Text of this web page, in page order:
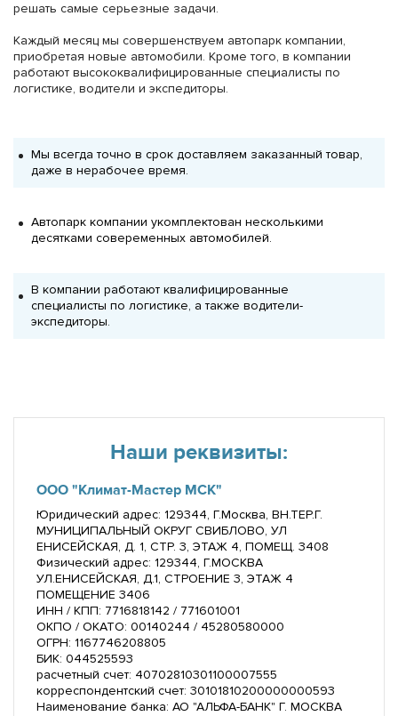
решать самые серьезные задачи.
Каждый месяц мы совершенствуем автопарк компании,
приобретая новые автомобили. Кроме того, в компании
работают высококвалифицированные специалисты по
логистике, водители и экспедиторы.
Мы всегда точно в срок доставляем заказанный товар,
даже в нерабочее время.
Автопарк компании укомплектован несколькими
десятками совеременных автомобилей.
В компании работают квалифицированные
специалисты по логистике, а также водители-
экспедиторы.
Наши реквизиты:
ООО "Климат-Мастер МСК"
Юридический адрес: 129344, Г.Москва, ВН.ТЕР.Г.
МУНИЦИПАЛЬНЫЙ ОКРУГ СВИБЛОВО, УЛ
ЕНИСЕЙСКАЯ, Д. 1, СТР. 3, ЭТАЖ 4, ПОМЕЩ. 3408
Физический адрес: 129344, Г.МОСКВА
УЛ.ЕНИСЕЙСКАЯ, Д.1, СТРОЕНИЕ 3, ЭТАЖ 4
ПОМЕЩЕНИЕ 3406
ИНН / КПП: 7716818142 / 771601001
ОКПО / ОКАТО: 00140244 / 45280580000
ОГРН: 1167746208805
БИК: 044525593
расчетный счет: 40702810301100007555
корреспондентский счет: 30101810200000000593
Наименование банка: АО "АЛЬФА-БАНК" Г. МОСКВА